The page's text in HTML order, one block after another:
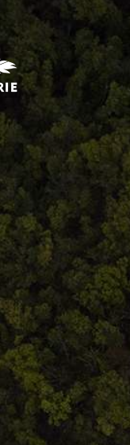
Contact